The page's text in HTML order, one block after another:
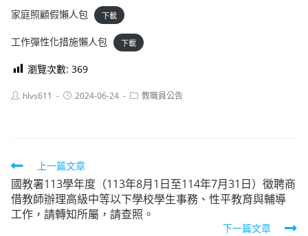
家庭照顧假懶人包 下載
工作彈性化措施懶人包 下載
瀏覽次數: 369
Posthlvs611
Post2024-06-24
Post教職員公告
Read
more
articles
上一篇文章
國教署113學年度（113年8月1日至114年7月31日）徵聘商
借教師辦理高級中等以下學校學生事務、性平教育與輔導
工作，請轉知所屬，請查照。
下一篇文章